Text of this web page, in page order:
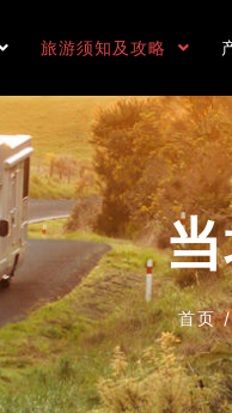
旅游须知及攻略
首页